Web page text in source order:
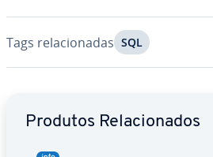
Tags re­la­ci­o­na­das SQL
Produtos Re­la­ci­o­na­dos